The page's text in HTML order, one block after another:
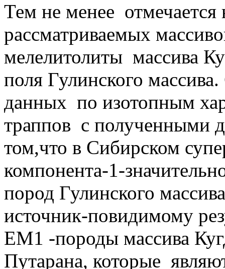
Тем не менее
рассматриваемых
мелелитолиты массива
поля Гулинского
данных по изотопным
траппов с полученными
том,что в Сибирском
компонента-1-
пород Гулинского
источник-повидимому
EM1 -породы массива
Путарана, которые